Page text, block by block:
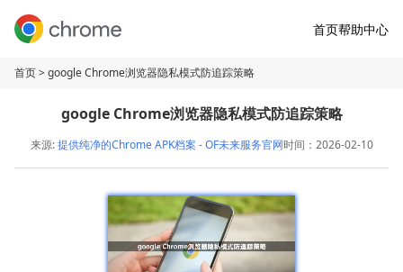
首页帮助中心
首页> google Chrome浏览器隐私模式防追踪策略
google Chrome浏览器隐私模式防追踪策略
来源:提供纯净的Chrome APK档案 - OF未来服务官网时间：2026-02-10